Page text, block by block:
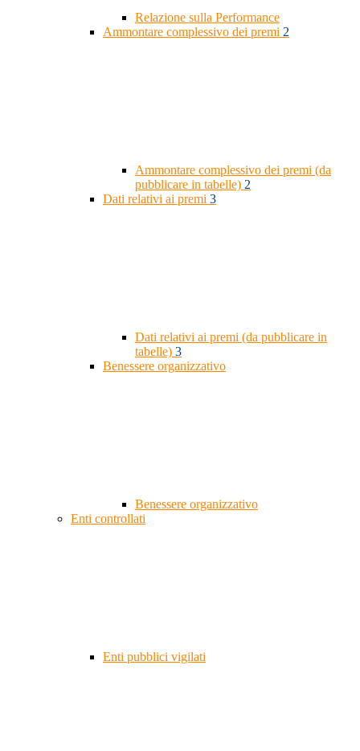
Relazione sulla Performance
Ammontare complessivo dei premi 2
Ammontare complessivo dei premi (da
pubblicare in tabelle) 2
Dati relativi ai premi 3
Dati relativi ai premi (da pubblicare in
tabelle) 3
Benessere organizzativo
Benessere organizzativo
Enti controllati
Enti pubblici vigilati